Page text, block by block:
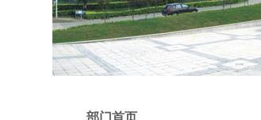
部门首页